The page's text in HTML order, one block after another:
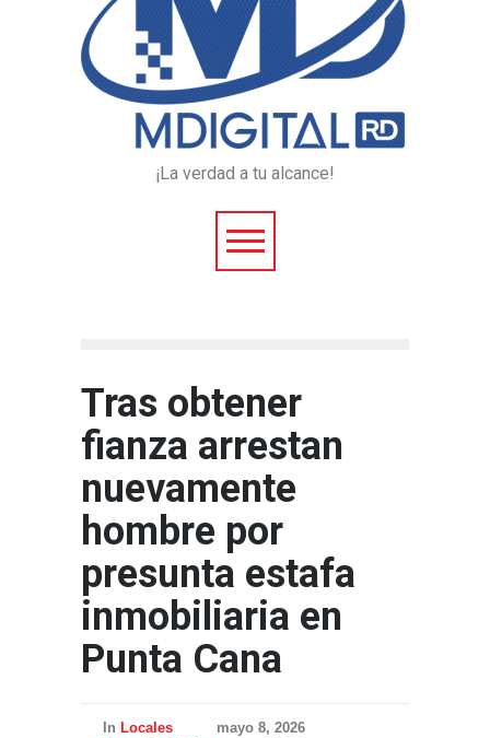
¡La verdad a tu alcance!
Tras obtener
fianza arrestan
nuevamente
hombre por
presunta estafa
inmobiliaria en
Punta Cana
In Locales
mayo 8, 2026